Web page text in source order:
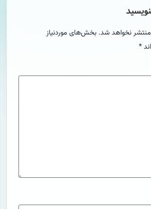
نخواهد شد. بخش‌های موردنیاز
*